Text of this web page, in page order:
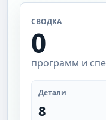
СВОДКА
0
программ и
Детали
8